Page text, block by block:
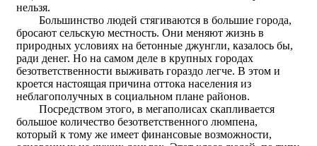
нельзя.
Большинство людей стягиваются в большие города,
бросают сельскую местность. Они меняют жизнь в
природных условиях на бетонные джунгли, казалось бы,
ради денег. Но на самом деле в крупных городах
безответственности выживать гораздо легче. В этом и
кроется настоящая причина оттока населения из
неблагополучных в социальном плане районов.
Посредством этого, в мегаполисах скапливается
большое количество безответственного люмпена,
который к тому же имеет финансовые возможности,